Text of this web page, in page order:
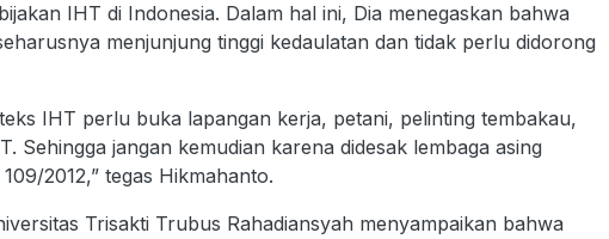
IHT di Indonesia. Dalam hal ini, Dia menegaskan bahwa
menjunjung tinggi kedaulatan dan tidak perlu didorong
IHT perlu buka lapangan kerja, petani, pelinting tembakau,
Sehingga jangan kemudian karena didesak lembaga asing
2012,” tegas Hikmahanto.
Trisakti Trubus Rahadiansyah menyampaikan bahwa